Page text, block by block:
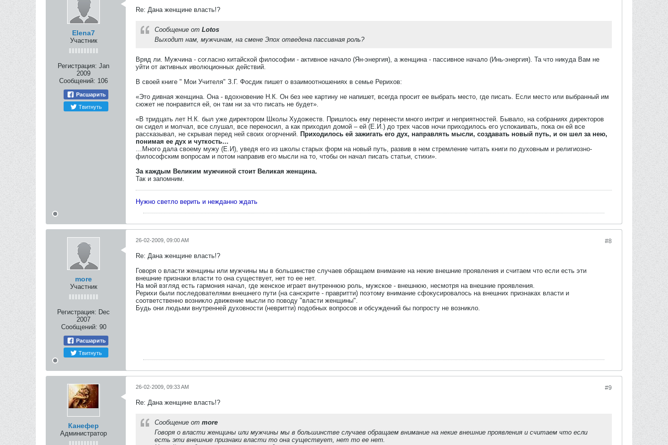
Elena7
Участник
Регистрация: Jan
2009
Сообщений: 106
Расшарить
Твитнуть
Re: Дана женщине власть!?
Сообщение от Lotos
Выходит нам, мужчинам, на смене Эпох отведена пассивная роль?
Вряд ли. Мужчина - согласно китайской философии - активное начало (Ян-энергия), а женщина - пассивное начало (Инь-энергия). Та что никуда Вам не
уйти от активных иволюционных действий.
В своей книге " Мои Учителя" З.Г. Фосдик пишет о взаимоотношениях в семье Рерихов:
«Это дивная женщина. Она - вдохновение Н.К. Он без нее картину не напишет, всегда просит ее выбрать место, где писать. Если место или выбранный им
сюжет не понравится ей, он там ни за что писать не будет».
«В тридцать лет Н.К. был уже директором Школы Художеств. Пришлось ему перенести много интриг и неприятностей. Бывало, на собраниях директоров
он сидел и молчал, все слушал, все переносил, а как приходил домой – ей (Е.И.) до трех часов ночи приходилось его успокаивать, пока он ей все
рассказывал, не скрывая перед ней своих огорчений. Приходилось ей зажигать его дух, направлять мысли, создавать новый путь, и он шел за нею,
понимая ее дух и чуткость…
…Много дала своему мужу (Е.И), уведя его из школы старых форм на новый путь, развив в нем стремление читать книги по духовным и религиозно-
философским вопросам и потом направив его мысли на то, чтобы он начал писать статьи, стихи».
За каждым Великим мужчиной стоит Великая женщина.
Так и запомним.
Нужно светло верить и нежданно ждать
more
Участник
Регистрация: Dec
2007
Сообщений: 90
Расшарить
Твитнуть
#8
26-02-2009, 09:00 AM
Re: Дана женщине власть!?
Говоря о власти женщины или мужчины мы в большинстве случаев обращаем внимание на некие внешние проявления и считаем что если есть эти
внешние признаки власти то она существует, нет то ее нет.
На мой взгляд есть гармония начал, где женское играет внутреннюю роль, мужское - внешнюю, несмотря на внешние проявления.
Рерихи были последователями внешнего пути (на санскрите - правритти) поэтому внимание сфокусировалось на внешних признаках власти и
соответственно возникло движение мысли по поводу "власти женщины".
Будь они людьми внутренней духовности (невритти) подобных вопросов и обсуждений бы попросту не возникло.
Канефер
Администратор
#9
26-02-2009, 09:33 AM
Re: Дана женщине власть!?
Сообщение от more
Говоря о власти женщины или мужчины мы в большинстве случаев обращаем внимание на некие внешние проявления и считаем что если
есть эти внешние признаки власти то она существует, нет то ее нет.